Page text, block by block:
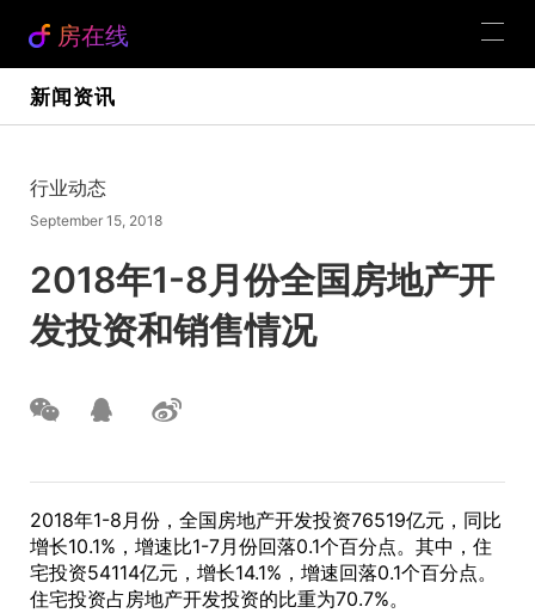
房在线
新闻资讯
行业动态
September 15, 2018
2018年1-8月份全国房地产开
发投资和销售情况
2018年1-8月份，全国房地产开发投资76519亿元，同比
增长10.1%，增速比1-7月份回落0.1个百分点。其中，住
宅投资54114亿元，增长14.1%，增速回落0.1个百分点。
住宅投资占房地产开发投资的比重为70.7%。